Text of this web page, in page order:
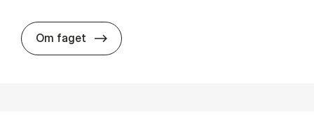
Om faget about